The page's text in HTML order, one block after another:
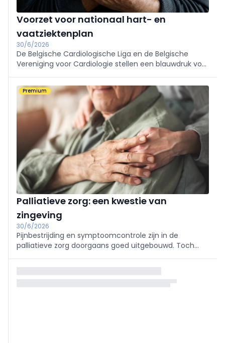
Voorzet voor nationaal hart- en
vaatziektenplan
30/6/2026
De Belgische Cardiologische Liga en de Belgische
Vereniging voor Cardiologie stellen een blauwdruk voor
Preventie, bevorderen van een gezonde levensstijl en
beter gebruik van data staan centraal.
Premium
Palliatieve zorg: een kwestie van
zingeving
30/6/2026
Pijnbestrijding en symptoomcontrole zijn in de
palliatieve zorg doorgaans goed uitgebouwd. Toch
van autonomie en zingeving vaak onderbelicht, terwijl
ze een grote impact hebben.